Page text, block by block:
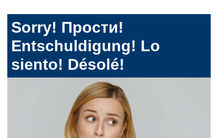
Sorry! Прости!
Entschuldigung! Lo
siento! Désolé!